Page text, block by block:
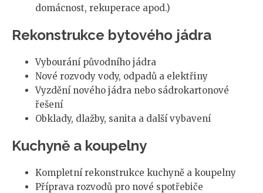
domácnost, rekuperace apod.)
Rekonstrukce bytového jádra
Vybourání původního jádra
Nové rozvody vody, odpadů a elektřiny
Vyzdění nového jádra nebo sádrokartonové
řešení
Obklady, dlažby, sanita a další vybavení
Kuchyně a koupelny
Kompletní rekonstrukce kuchyně a koupelny
Příprava rozvodů pro nové spotřebiče